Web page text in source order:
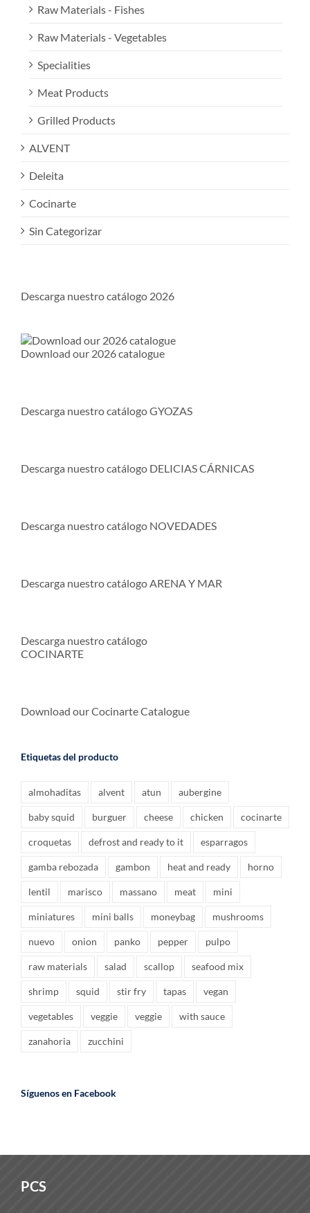
Raw Materials - Fishes
Raw Materials - Vegetables
Specialities
Meat Products
Grilled Products
ALVENT
Deleita
Cocinarte
Sin Categorizar
Descarga nuestro catálogo 2026
Download our 2026 catalogue
Descarga nuestro catálogo GYOZAS
Descarga nuestro catálogo DELICIAS CÁRNICAS
Descarga nuestro catálogo NOVEDADES
Descarga nuestro catálogo ARENA Y MAR
Descarga nuestro catálogo
COCINARTE
Download our Cocinarte Catalogue
Etiquetas del producto
almohaditas alvent atun aubergine
baby squid burguer cheese chicken cocinarte
croquetas defrost and ready to it esparragos
gamba rebozada gambon heat and ready horno
lentil marisco massano meat mini
miniatures mini balls moneybag mushrooms
nuevo onion panko pepper pulpo
raw materials salad scallop seafood mix
shrimp squid stir fry tapas vegan
vegetables veggie veggie with sauce
zanahoria zucchini
Síguenos en Facebook
PCS